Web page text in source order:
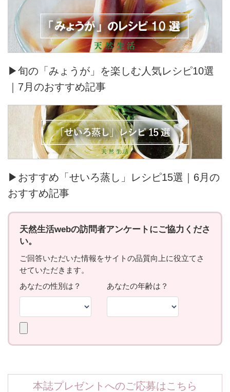
▶旬の「みょうが」を楽しむ人気レシピ10選
｜7月のおすすめ記事
▶おすすめ「せいろ蒸し」レシピ15選｜6月の
おすすめ記事
本誌プレゼントへのご応募はこちら